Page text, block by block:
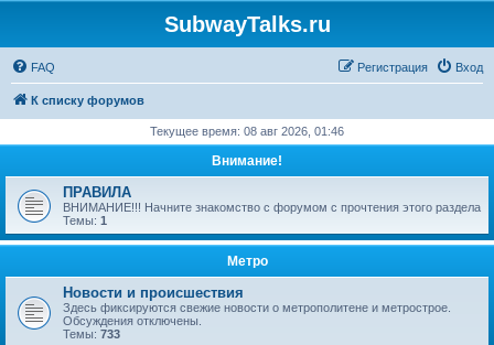
SubwayTalks.ru
FAQ Вход
Регистрация
К списку форумов
Текущее время: 08 авг 2026, 01:46
Внимание!
ПРАВИЛА
ВНИМАНИЕ!!! Начните знакомство с форумом с прочтения этого раздела
Темы: 1
Метро
Новости и происшествия
Здесь фиксируются свежие новости о метрополитене и метрострое.
Обсуждения отключены.
Темы: 733